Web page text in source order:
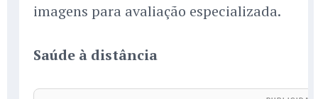
imagens para avaliação especializada.
Saúde à distância